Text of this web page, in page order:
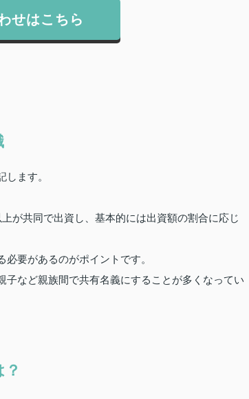
せはこちら
ます。
が共同で出資し、基本的には出資額の割合に応じ
要があるのがポイントです。
など親族間で共有名義にすることが多くなってい